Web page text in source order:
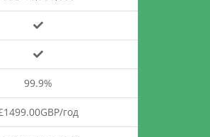
99.9%
год